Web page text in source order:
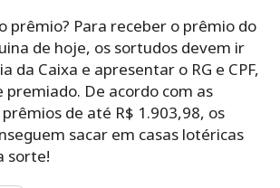
prêmio? Para receber o prêmio do
de hoje, os sortudos devem ir
da Caixa e apresentar o RG e CPF,
premiado. De acordo com as
de até R$ 1.903,98, os
sacar em casas lotéricas
sorte!